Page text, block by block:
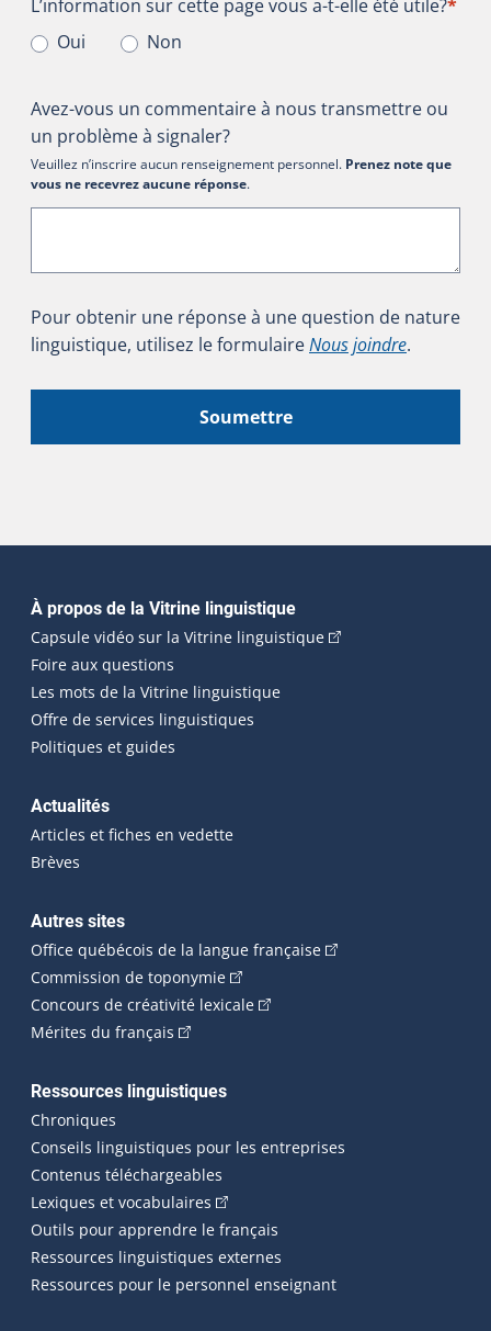
L’information sur cette page vous a-t-elle été utile?*
Oui
Non
Avez-vous un commentaire à nous transmettre ou
un problème à signaler?
Veuillez n’inscrire aucun renseignement personnel. Prenez note que
vous ne recevrez aucune réponse.
Pour obtenir une réponse à une question de nature
linguistique, utilisez le formulaireNous joindre.
Soumettre
Navigation principale
À propos de la Vitrine linguistique
Capsule vidéo sur la Vitrine linguistique(Cet hyperlien
Foire aux questions
Les mots de la Vitrine linguistique
Offre de services linguistiques
Politiques et guides
Actualités
Articles et fiches en vedette
Brèves
Autres sites
Office québécois de la langue française(Cet hyperlien
Commission de toponymie(Cet hyperlien externe s'ouvrira
Concours de créativité lexicale(Cet hyperlien externe
Mérites du français (Cet hyperlien externe s'ouvrira dans une
Ressources linguistiques
Chroniques
Conseils linguistiques pour les entreprises
Contenus téléchargeables
Lexiques et vocabulaires (Cet hyperlien externe s'ouvrira
Outils pour apprendre le français
Ressources linguistiques externes
Ressources pour le personnel enseignant